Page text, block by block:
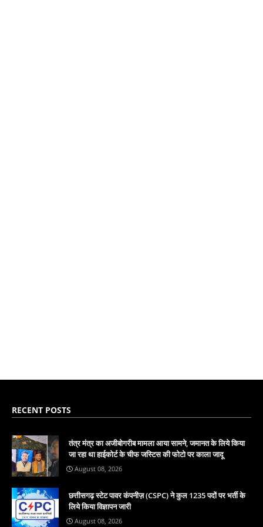
RECENT POSTS
तंत्र मंत्र का अजीबोगरीब मामला आया सामने, जमानत के लिये किया
जा रहा था हाईकोर्ट के चीफ जस्टिस की फोटो पर काला जादू
August 08, 2026
छत्तीसगढ़ स्टेट पावर कंपनीज़ (CSPC) ने कुल 1235 पदों पर भर्ती के
लिये किया विज्ञापन जारी
August 08, 2026